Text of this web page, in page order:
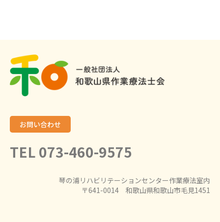
お問い合わせ
TEL 073-460-9575
琴の浦リハビリテーションセンター作業療法室内
〒641-0014 和歌山県和歌山市毛見1451